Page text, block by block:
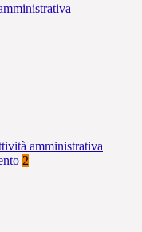
amministrativa
2